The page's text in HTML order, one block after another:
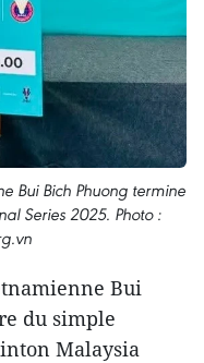
Bui Bich Phuong termine
Series 2025. Photo :
Bui
du simple
Malaysia